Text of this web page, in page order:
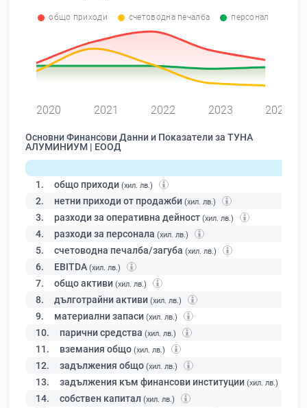
общо приходи счетоводна печалба персонал
2020 2021 2022 2023 2024
Основни Финансови Данни и Показатели за ТУНА
АЛУМИНИУМ | ЕООД
1. общо приходи (хил. лв.)
2. нетни приходи от продажби (хил. лв.)
3. разходи за оперативна дейност (хил. лв.)
4. разходи за персонала (хил. лв.)
5. счетоводна печалба/загуба (хил. лв.)
6. EBITDA (хил. лв.)
7. общо активи (хил. лв.)
8. дълготрайни активи (хил. лв.)
9. материални запаси (хил. лв.)
10. парични средства (хил. лв.)
11. вземания общо (хил. лв.)
12. задължения общо (хил. лв.)
13. задължения към финансови институции (хил. лв.)
14. собствен капитал (хил. лв.)